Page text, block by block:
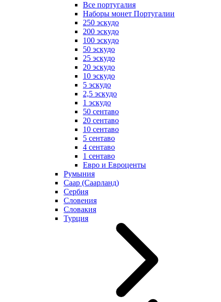
Все португалия
Наборы монет Португалии
250 эскудо
200 эскудо
100 эскудо
50 эскудо
25 эскудо
20 эскудо
10 эскудо
5 эскудо
2,5 эскудо
1 эскудо
50 сентаво
20 сентаво
10 сентаво
5 сентаво
4 сентаво
1 сентаво
Евро и Евроценты
Румыния
Саар (Саарланд)
Сербия
Словения
Словакия
Турция